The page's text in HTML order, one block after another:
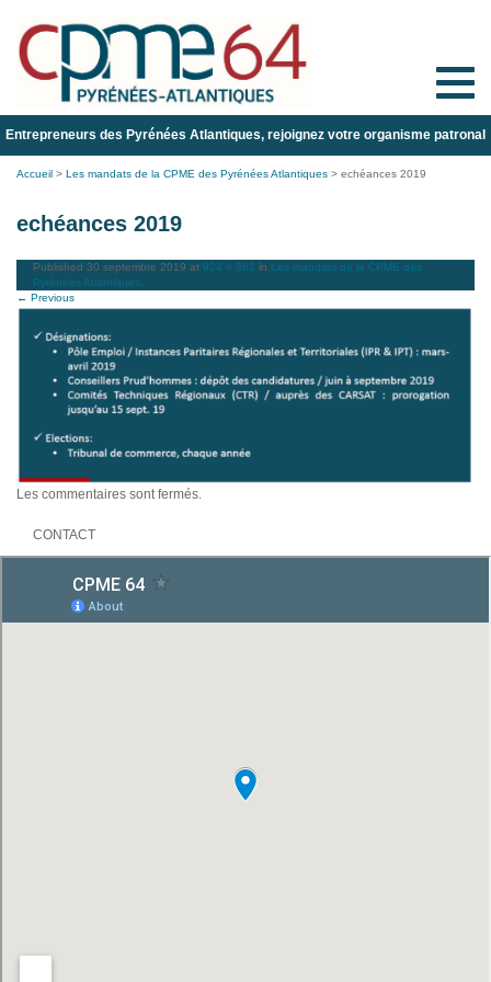
Toggle
Entrepreneurs des Pyrénées Atlantiques, rejoignez votre organisme patronal
Accueil > Les mandats de la CPME des Pyrénées Atlantiques > echéances 2019
echéances 2019
Published 30 septembre 2019 at 924 × 362 in Les mandats de la CPME des
Pyrénées Atlantiques
← Previous
Les commentaires sont fermés.
CONTACT